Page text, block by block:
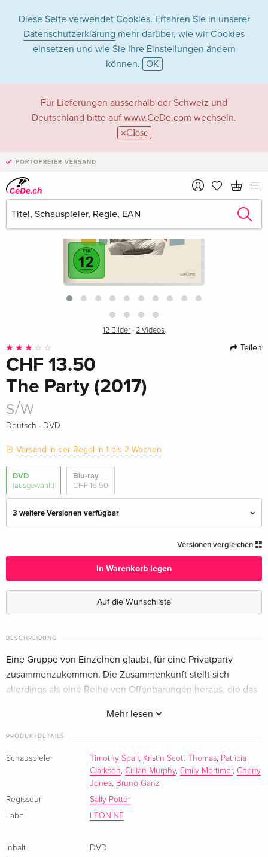
Diese Seite verwendet Cookies. Erfahren Sie in unserer
Datenschutzerklärung mehr darüber, wie wir Cookies
einsetzen und wie Sie Ihre Einstellungen ändern
können. OK
Für Lieferungen ausserhalb der Schweiz und
Deutschland bitte auf www.CeDe.com wechseln.
Close
PORTOFREIER VERSAND
12 Bilder ·2 Videos
Teilen
CHF 13.50
The Party (2017)
s/w
Deutsch · DVD
Versand in der Regel in 1 bis 2 Wochen
DVD
(ausgewählt)
Blu-ray
CHF 16.50
3 weitere Versionen verfügbar
Deutsch
CHF 13.50
Standard Edition
CHF 14.50
Französisch
Italienisch
vergriffen
Versionen vergleichen
In Warenkorb legen
Auf die Wunschliste
BESCHREIBUNG
Mehr lesen
Eine Gruppe von Einzelnen glaubt, für eine Privatparty
zusammenzukommen. Die Zusammenkunft stellt sich
allerdings als eine Reihe von Offenbarungen heraus, die das
PRODUKTDETAILS
Schauspieler Timothy Spall , Kristin Scott Thomas, Patricia
Clarkson, Cillian Murphy, Emily Mortimer, Cherry
Jones, Bruno Ganz
Regisseur
Sally Potter
Label
LEONINE
Inhalt
DVD